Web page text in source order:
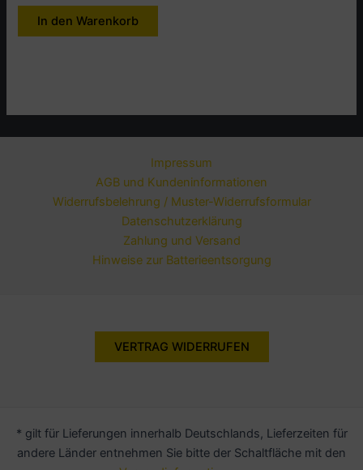
In den Warenkorb
Impressum
AGB und Kundeninformationen
Widerrufsbelehrung / Muster-Widerrufsformular
Datenschutzerklärung
Zahlung und Versand
Hinweise zur Batterieentsorgung
VERTRAG WIDERRUFEN
* gilt für Lieferungen innerhalb Deutschlands, Lieferzeiten für
andere Länder entnehmen Sie bitte der Schaltfläche mit den